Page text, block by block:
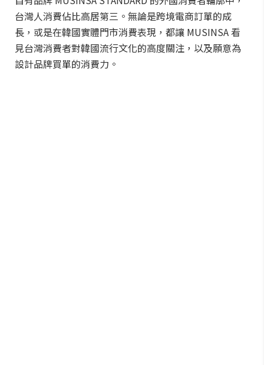
台灣人消費佔比高居第三。無論是跨境電商訂單的成
長，或是在韓國實體門市消費表現，都讓 MUSINSA 看
見台灣消費者對韓國流行文化的高度關注，以及願意為
設計品牌買單的消費力。